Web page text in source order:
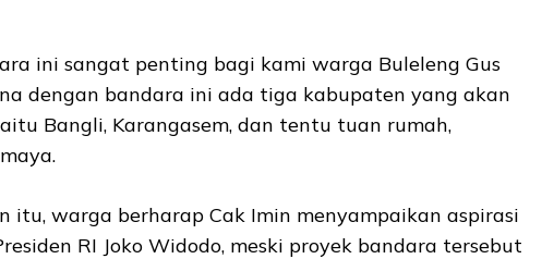
ini sangat penting bagi kami warga Buleleng Gus
dengan bandara ini ada tiga kabupaten yang akan
Bangli, Karangasem, dan tentu tuan rumah,
itu, warga berharap Cak Imin menyampaikan aspirasi
RI Joko Widodo, meski proyek bandara tersebut